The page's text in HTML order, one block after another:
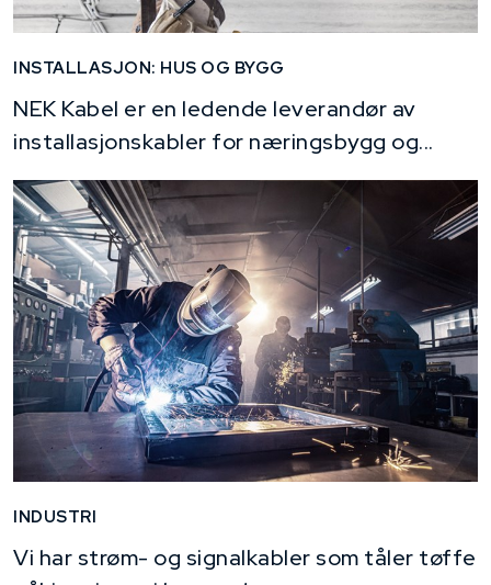
INSTALLASJON: HUS OG BYGG
NEK Kabel er en ledende leverandør av
installasjonskabler for næringsbygg og...
INDUSTRI
Vi har strøm- og signalkabler som tåler tøffe